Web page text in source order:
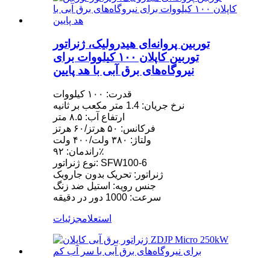
توربین پروانه‌ای هیدرولیک، ژنراتور
توربین کاپلان ۱۰۰ کیلووات برای
نیروگاه‌های برق آبی با هد پایین
قدرت: ۱۰۰ کیلووات
نرخ جریان: 1.4 متر مکعب بر ثانیه
ارتفاع آب: ۸.۵ متر
فرکانس: ۵۰ هرتز/۶۰ هرتز
ولتاژ: ۳۸۰ ولت/۴۰۰ ولت
راندمان: ۹۲٪
نوع ژنراتور: SFW100-6
ژنراتور: تحریک بدون جاروبک
جنس رویه: استیل ضد زنگ
سرعت: 1000 دور در دقیقه
استعلامجزئیات